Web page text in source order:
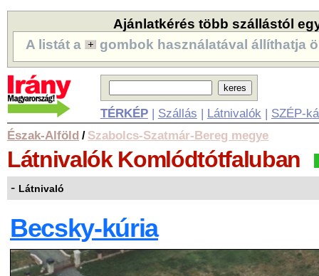
Ajánlatkérés több szállástól
A listát a
gombok használatával állíthatja
TÉRKÉP| Szállás | Látnivalók | SZÉP-
Észak-Alföld / Szabolcs-Szatmár-Bereg megye
Látnivalók Komlódtótfaluban
- Látnivaló
Becsky-kúria